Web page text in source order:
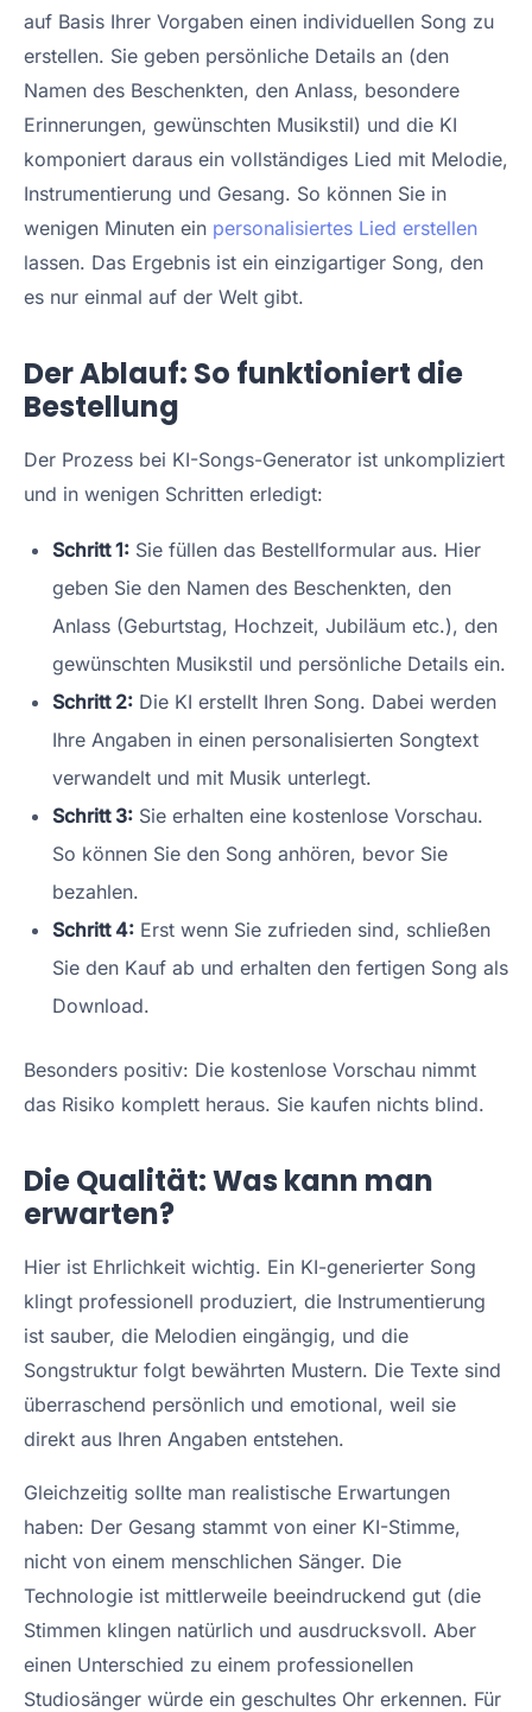
auf Basis Ihrer Vorgaben einen individuellen Song zu
erstellen. Sie geben persönliche Details an (den
Namen des Beschenkten, den Anlass, besondere
Erinnerungen, gewünschten Musikstil) und die KI
komponiert daraus ein vollständiges Lied mit Melodie,
Instrumentierung und Gesang. So können Sie in
wenigen Minuten ein personalisiertes Lied erstellen
lassen. Das Ergebnis ist ein einzigartiger Song, den
es nur einmal auf der Welt gibt.
Der Ablauf: So funktioniert die
Bestellung
Der Prozess bei KI-Songs-Generator ist unkompliziert
und in wenigen Schritten erledigt:
Schritt 1: Sie füllen das Bestellformular aus. Hier
geben Sie den Namen des Beschenkten, den
Anlass (Geburtstag, Hochzeit, Jubiläum etc.), den
gewünschten Musikstil und persönliche Details ein.
Schritt 2: Die KI erstellt Ihren Song. Dabei werden
Ihre Angaben in einen personalisierten Songtext
verwandelt und mit Musik unterlegt.
Schritt 3: Sie erhalten eine kostenlose Vorschau.
So können Sie den Song anhören, bevor Sie
bezahlen.
Schritt 4: Erst wenn Sie zufrieden sind, schließen
Sie den Kauf ab und erhalten den fertigen Song als
Download.
Besonders positiv: Die kostenlose Vorschau nimmt
das Risiko komplett heraus. Sie kaufen nichts blind.
Die Qualität: Was kann man
erwarten?
Hier ist Ehrlichkeit wichtig. Ein KI-generierter Song
klingt professionell produziert, die Instrumentierung
ist sauber, die Melodien eingängig, und die
Songstruktur folgt bewährten Mustern. Die Texte sind
überraschend persönlich und emotional, weil sie
direkt aus Ihren Angaben entstehen.
Gleichzeitig sollte man realistische Erwartungen
haben: Der Gesang stammt von einer KI-Stimme,
nicht von einem menschlichen Sänger. Die
Technologie ist mittlerweile beeindruckend gut (die
Stimmen klingen natürlich und ausdrucksvoll. Aber
einen Unterschied zu einem professionellen
Studiosänger würde ein geschultes Ohr erkennen. Für